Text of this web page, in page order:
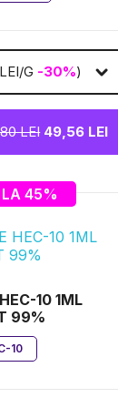
G -30%)
LEI49,56 LEI
45%
10 1ML
99%
10